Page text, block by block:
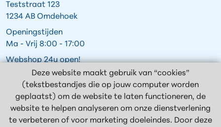
Deze website maakt gebruik van “cookies”
(tekstbestandjes die op jouw computer worden
geplaatst) om de website te laten functioneren, de
website te helpen analyseren om onze dienstverlening
te verbeteren of voor marketing doeleindes. Door deze
Teststraat 123
1234 AB Omdehoek
Openingstijden
Ma - Vrij 8:00 - 17:00
Webshop 24u open!
Volg ons op: